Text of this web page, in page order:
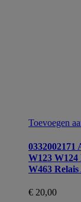
Toevoegen
0332002171
W123 W124
W463
€ 20,00